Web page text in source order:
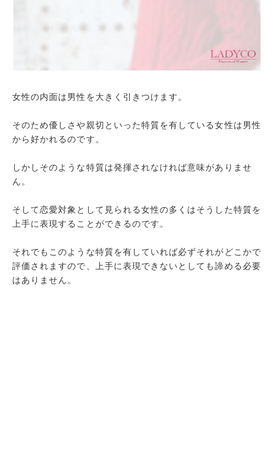
女性の内面は男性を大きく引きつけます。
そのため優しさや親切といった特質を有している女性は男性
から好かれるのです。
しかしそのような特質は発揮されなければ意味がありませ
ん。
そして恋愛対象として見られる女性の多くはそうした特質を
上手に表現することができるのです。
それでもこのような特質を有していれば必ずそれがどこかで
評価されますので、上手に表現できないとしても諦める必要
はありません。